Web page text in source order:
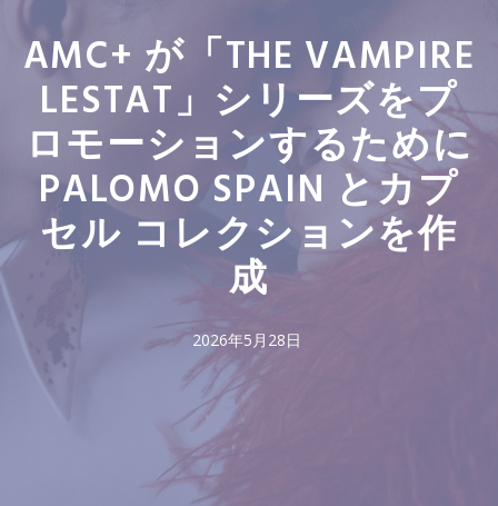
AMC+ が「THE VAMPIRE
LESTAT」シリーズをプ
ロモーションするために
PALOMO SPAIN とカプ
セル コレクションを作
成
2026年5月28日